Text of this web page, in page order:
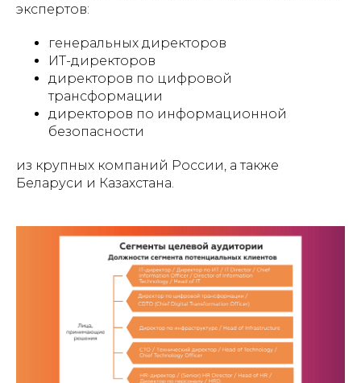
экспертов:
генеральных директоров
ИТ-директоров
директоров по цифровой
трансформации
директоров по информационной
безопасности
из крупных компаний России, а также
Беларуси и Казахстана.